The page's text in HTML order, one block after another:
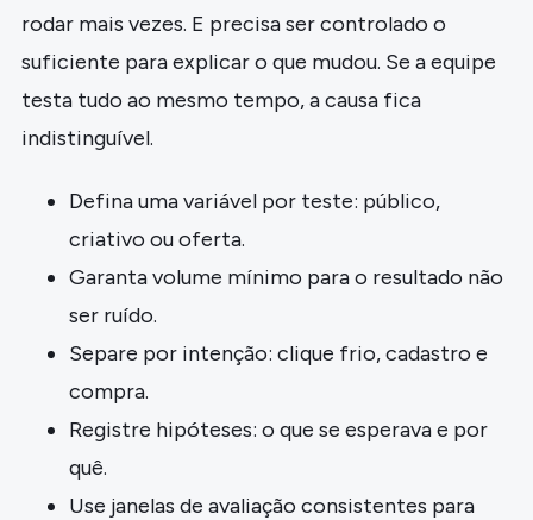
rodar mais vezes. E precisa ser controlado o
suficiente para explicar o que mudou. Se a equipe
testa tudo ao mesmo tempo, a causa fica
indistinguível.
Defina uma variável por teste: público,
criativo ou oferta.
Garanta volume mínimo para o resultado não
ser ruído.
Separe por intenção: clique frio, cadastro e
compra.
Registre hipóteses: o que se esperava e por
quê.
Use janelas de avaliação consistentes para